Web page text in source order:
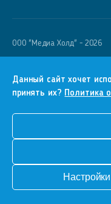
OOO "Медиа Холд" - 2026
16+
Информация для
Условия
Конфиденциальность
Данный сайт хочет
принять их? Политика